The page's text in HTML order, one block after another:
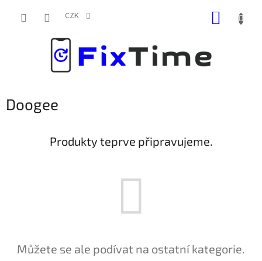
CZK
Doogee
Produkty teprve připravujeme.
Můžete se ale podívat na ostatní kategorie.